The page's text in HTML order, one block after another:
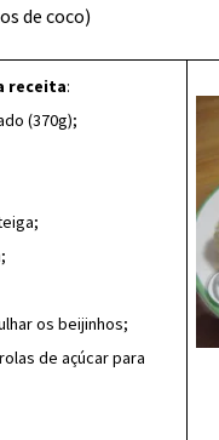
de coco)
receita:
(370g);
os beijinhos;
de açúcar para